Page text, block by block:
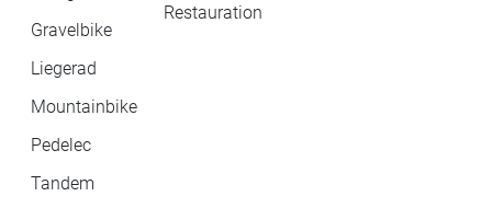
Gravelbike
Liegerad
Mountainbike
Pedelec
Tandem
Restauration